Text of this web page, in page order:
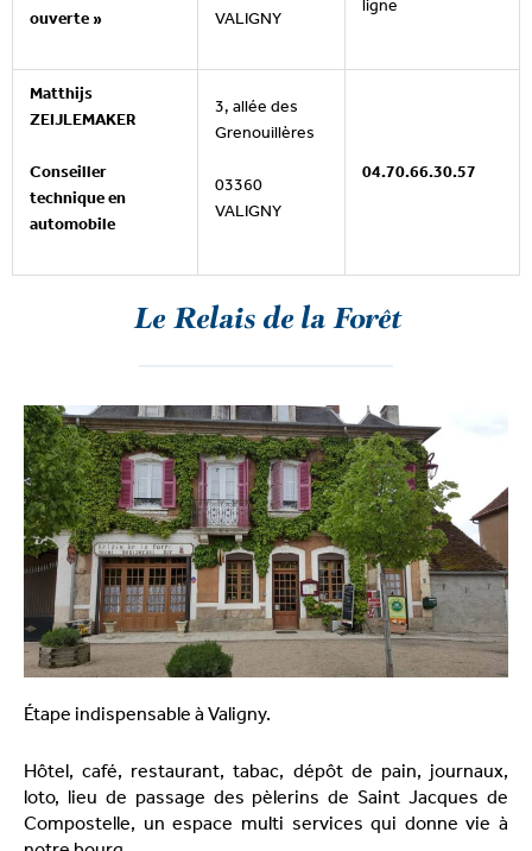
ouverte »
VALIGNY
ligne
Matthijs
ZEIJLEMAKER
Conseiller
technique en
automobile
3, allée des
Grenouillères
03360
VALIGNY
04.70.66.30.57
Le Relais de la Forêt
Étape indispensable à Valigny.
Hôtel, café, restaurant, tabac, dépôt de pain, journaux,
loto, lieu de passage des pèlerins de Saint Jacques de
Compostelle, un espace multi services qui donne vie à